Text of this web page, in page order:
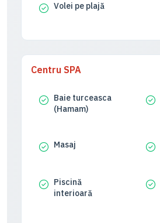
Volei pe plajă
Centru SPA
Baie turceasca
(Hamam)
Masaj
Piscină
interioară